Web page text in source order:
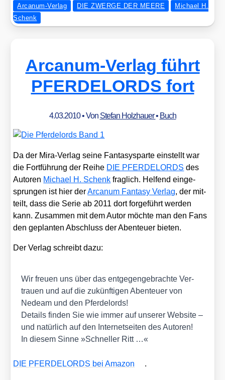
Arcanum-Verlag DIE ZWERGE DER MEERE
Michael H.
Schenk
Arcanum-Verlag führt
PFERDELORDS fort
4.03.2010• Von Stefan Holzhauer• Buch
Da der Mira-Ver­lag sei­ne Fan­ta­sys­par­te ein­stellt war
die Fort­füh­rung der Rei­he DIE PFERDELORDS des
Autoren Micha­el H. Schenk frag­lich. Hel­fend ein­ge­
sprun­gen ist hier derArca­num Fan­ta­sy Ver­lag, der mit­
teilt, dass die Serie ab 2011 dort for­ge­führt wer­den
kann. Zusam­men mit dem Autor möch­te man den Fans
den geplan­ten Abschluss der Aben­teu­er bie­ten.
Der Ver­lag schreibt dazu:
Wir freu­en uns über das ent­ge­gen­ge­brach­te Ver­
trau­en und auf die zukünf­ti­gen Aben­teu­er von
Nedeam und den Pfer­de­lords!
Details fin­den Sie wie immer auf unse­rer Web­site –
und natür­lich auf den Inter­net­sei­ten des Autoren!
In die­sem Sin­ne »Schnel­ler Ritt …«
DIE PFERDELORDS bei Ama­zon .